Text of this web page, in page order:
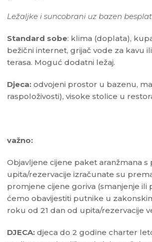
Ležaljke i suncobrani uz bazen
Standard sobe: klima (doplata),
bežični internet, grijač vode za kavu
terasa. Moguć dodatni ležaj.
Djeca: odvojeni prostor u bazenu,
raspoloživosti), visoke stolice u
važno:
Objavljene cijene paket aranžmana
upita/rezervacije izračunate su
promjene cijene goriva (smanjenje
ćemo obavijestiti putnike u
roku od 21 dan od upita/rezervacije
DJECA: djeca do 2 godine charter